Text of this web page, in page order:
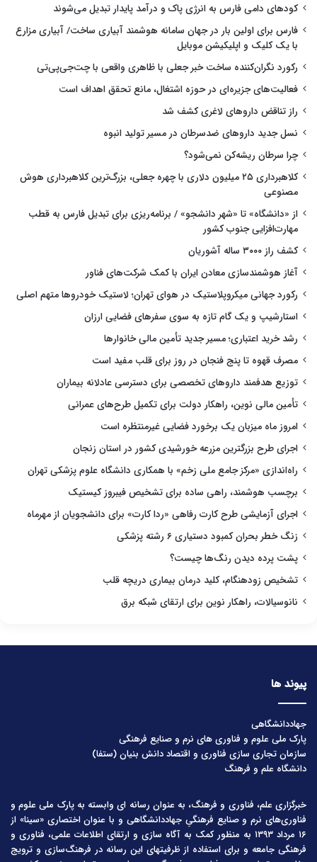
کودهای دامی فارس به انرژی پاک و درآمد پایدار تبدیل می‌شوند
فارس برای اولین بار در جهان سامانه هوشمند آبیاری ساخت/ آبیاری مزارع
با یک کلیک و اپلیکیشن موبایل
رکورد نگران‌کننده ساخت خبر جعلی با ظاهری واقعی با چت‌جی‌پی‌تی
فعالیت‌های جزیره‌ای در حوزه اشتغال، مانع تحقق اهداف است
راز تناقض داروهای لاغری کشف شد
نسل جدید داروهای ضدسرطان در مسیر تولید انبوه
چرا سرطان ریشه‌کن نمی‌شود؟
کلاهبرداری ۲۵ میلیون دلاری با چهره جعلی، بزرگ‌ترین کلاهبرداری هوش
مصنوعی
از «دانشگاه» تا «شهر دانشجو» / برنامه‌ریزی برای تبدیل فارس به قطب
مهارت‌افزایی جنوب کشور
کشف راز ۳۰۰۰ ساله آشوریان
آغاز هوشمندسازی معادن ایران با کمک شرکت‌های فناور
رکورد جهانی میکروپلاستیک در هوای تهران؛ لاستیک خودروها متهم اصلی
استارشیپ و یک گام تازه به سوی سفرهای فضایی ارزان
رشد خرید اعتباری؛ مسیر جدید تأمین مالی خانوارها
مصرف قهوه تا پنج فنجان در روز برای قلب مفید است
توزیع هدفمند داروهای تخصصی برای دسترسی عادلانه بیماران
تأمین مالی نوین، راهکار دولت برای تکمیل طرح‌های عمرانی
امروز ماه میزبان یک برخورد فضایی غیرمنتظره است
اجرای طرح بزرگترین مزرعه خورشیدی کشور در استان زنجان
راه‌اندازی «مرکز جامع ملی زخم» با همکاری دانشگاه علوم پزشکی تهران
برچسب هوشمند، راهی ساده برای تشخیص فیبروز کیستیک
اجرای آزمایشی طرح کارت رفاهی «ردا کارت» برای دانشجویان از مهرماه
زنگ خطر بحران کمبود دستیاری ۶ رشته پزشکی
پشت پرده دیدن رنگ‌ها چیست؟
تشخیص زودهنگام، کلید درمان بیماری دریچه قلب
نانوسیالات، راهکار نوین برای ارتقای شبکه برق
پیوند ها
جهاددانشگاهی
پارک ملی علوم و فناوری های نرم و صنایع فرهنگی
سازمان تجاری سازی فناوری و اقتصاد دانش بنیان (ستفا)
دانشگاه علم و فرهنگ
خبرگزاری علم، فناوری و فرهنگ، به عنوان رسانه ای وابسته به پارک ملی علوم و
فناوری‌های نرم و صنایع فرهنگیِ جهاددانشگاهی و با عنوان اختصاری «سینا» از
۱۶ مرداد ۱۳۹۳ به منظور کمک به آگاه سازی و ارتقای اطلاعات علمی، فناوری و
فرهنگی جامعه و برای استفاده از ظرفیتهای این رسانه در فرهنگ‌سازی و ترویج